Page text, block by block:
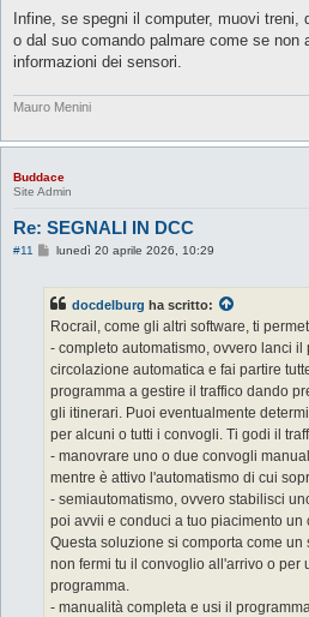
Infine, se spegni il computer, muovi
o dal suo comando palmare come se non
informazioni dei sensori.
Mauro Menini
Buddace
Site Admin
Re: SEGNALI IN DCC
#11
M
a
g
i
o
lunedì 20 aprile 2026, 10:29
docdelburg ha scritto:
Rocrail, come gli altri software, ti
- completo automatismo, ovvero lanci il
circolazione automatica e fai partire
programma a gestire il traffico dando
gli itinerari. Puoi eventualmente
per alcuni o tutti i convogli. Ti godi il
- manovrare uno o due convogli
mentre è attivo l'automatismo di cui
- semiautomatismo, ovvero stabilisci
poi avvii e conduci a tuo piacimento un
Questa soluzione si comporta come
non fermi tu il convoglio all'arrivo o per
programma.
- manualità completa e usi il